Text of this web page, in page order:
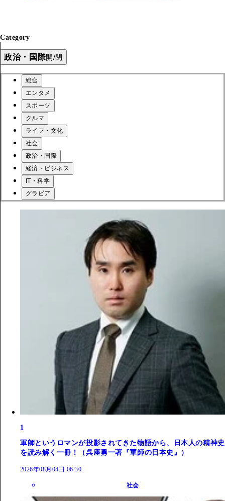
Category
政治・国際開/閉
総合
エンタメ
スポーツ
クルマ
ライフ・文化
社会
政治・国際
経済・ビジネス
IT・科学
グラビア
1
軍師というロマンが投影されてきた物語から、日本人の精神史
を読み解く一冊！（呉座勇一著『軍師の日本史』）
2026年08月04日 06:30
社会